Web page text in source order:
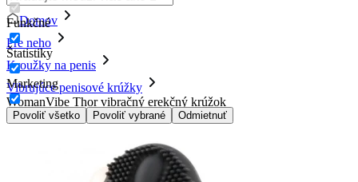
Funkčné
Štatistiky
Marketing
Povoliť všetko Povoliť vybrané Odmietnuť
Domov
Pre neho
Kroužky na penis
Vibrujúce penisové krúžky
WomanVibe Thor vibračný erekčný krúžok